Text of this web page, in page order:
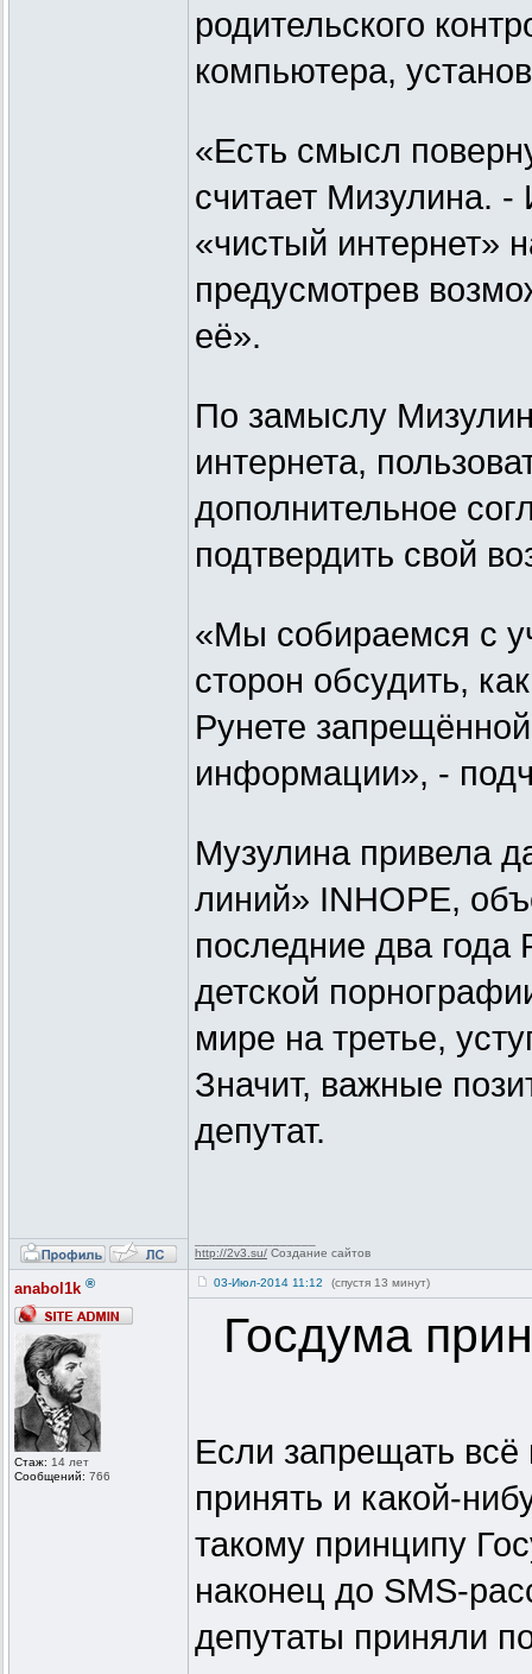
родительского
компьютера,
«Есть смысл
считает Мизулина. -
«чистый интернет»
предусмотрев
её».
По замыслу
интернета,
дополнительное
подтвердить свой
«Мы собираемся с
сторон обсудить,
Рунете
информации», -
Музулина привела
линий» INHOPE,
последние два года
детской
мире на третье,
Значит, важные
депутат.
http://2v3.su/ Создание сайтов
anabol1k ®
Стаж: 14 лет
Сообщений: 766
03-Июл-2014 11:12 (спустя 13 минут)
Госдума
Если запрещать
принять и какой-
такому принципу
наконец до SMS-
депутаты приняли